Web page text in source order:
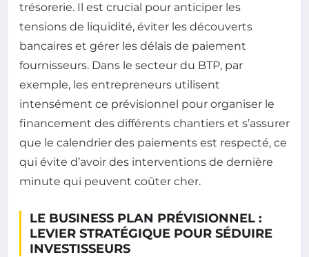
trésorerie. Il est crucial pour anticiper les
tensions de liquidité, éviter les découverts
bancaires et gérer les délais de paiement
fournisseurs. Dans le secteur du BTP, par
exemple, les entrepreneurs utilisent
intensément ce prévisionnel pour organiser le
financement des différents chantiers et s’assurer
que le calendrier des paiements est respecté, ce
qui évite d’avoir des interventions de dernière
minute qui peuvent coûter cher.
LE BUSINESS PLAN PRÉVISIONNEL :
LEVIER STRATÉGIQUE POUR SÉDUIRE
INVESTISSEURS